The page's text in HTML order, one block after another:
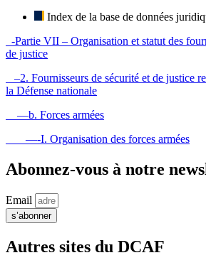
Index de la base de données
-Partie VII – Organisation et statut des
de justice
–2. Fournisseurs de sécurité et de justice
la Défense nationale
—b. Forces armées
—-I. Organisation des forces armées
Abonnez-vous à notre
Email
s’abonner
Autres sites du DCAF